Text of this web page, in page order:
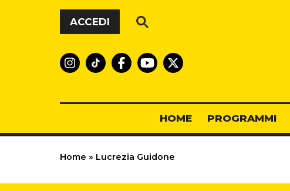
Vai al contenuto
ACCEDI
HOME PROGRAMMI
Home » Lucrezia Guidone